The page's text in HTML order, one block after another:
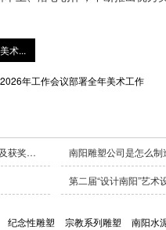
术...
年工作会议部署全年美术工作
南阳市庆祝中国 成立100周年美术作品展在南阳美术馆开幕（附：获奖、入展名单及获奖作品） 南阳雕塑公司是怎么制
第二届“设计南阳”艺
纪念性雕塑 宗教系列雕塑 南阳水